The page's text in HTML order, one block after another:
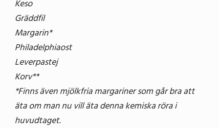
Keso
Gräddfil
Margarin*
Philadelphiaost
Leverpastej
Korv**
*Finns även mjölkfria margariner som går bra att
äta om man nu vill äta denna kemiska röra i
huvudtaget.